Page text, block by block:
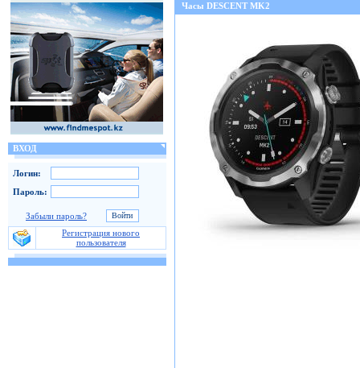
ВХОД
Логин:
Пароль:
Забыли пароль?
Регистрация нового
пользователя
Часы DESCENT MK2